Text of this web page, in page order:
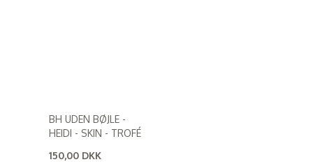
BH UDEN BØJLE -
HEIDI - SKIN - TROFÉ
150,00 DKK